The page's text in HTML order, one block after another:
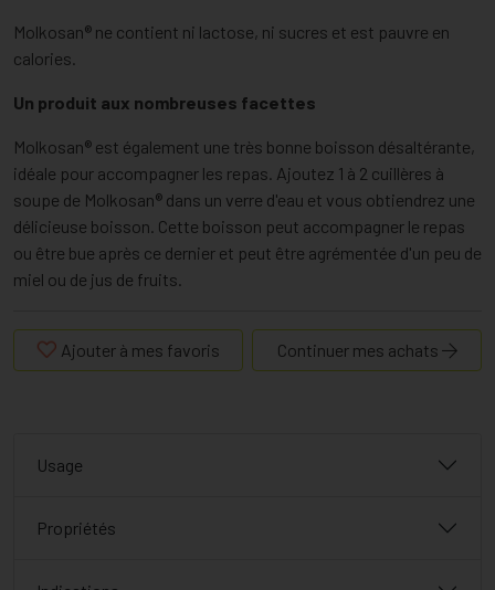
Molkosan® ne contient ni lactose, ni sucres et est pauvre en
calories.
Un produit aux nombreuses facettes
Molkosan® est également une très bonne boisson désaltérante,
idéale pour accompagner les repas. Ajoutez 1 à 2 cuillères à
soupe de Molkosan® dans un verre d'eau et vous obtiendrez une
délicieuse boisson. Cette boisson peut accompagner le repas
ou être bue après ce dernier et peut être agrémentée d'un peu de
miel ou de jus de fruits.
Ajouter à mes favoris Continuer mes achats
Usage
Propriétés